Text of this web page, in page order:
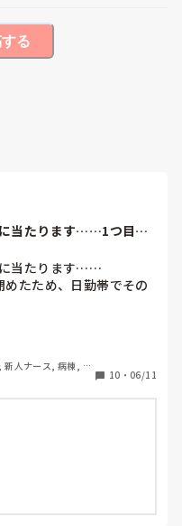
る
当たります……1つ目は
に当たります……
たため、日勤帯でその
が皮下出血😭
通の車椅子に移乗する際
が脆弱だったので車椅
うで9針縫う大怪我
者様に怪我をさせてしま
確認しているときに「お
うし、謝罪もしていない
まい、状況を知らない方
られてしまっていると思
かもしれないけ
人ナース, 病棟, 消
10 ・ 06/11